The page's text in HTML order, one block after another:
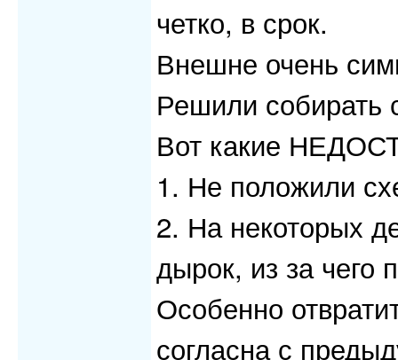
четко, в срок.
Внешне очень
Решили собирать
Вот какие
1. Не положили
2. На некоторых
дырок, из за чего
Особенно
согласна с